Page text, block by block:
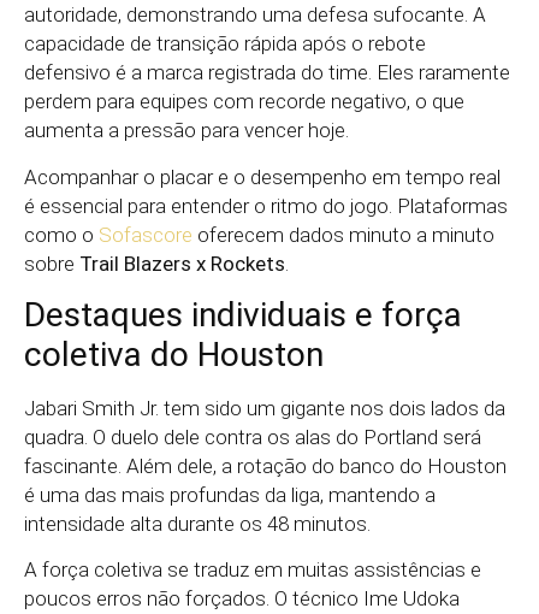
autoridade, demonstrando uma defesa sufocante. A
capacidade de transição rápida após o rebote
defensivo é a marca registrada do time. Eles raramente
perdem para equipes com recorde negativo, o que
aumenta a pressão para vencer hoje.
Acompanhar o placar e o desempenho em tempo real
é essencial para entender o ritmo do jogo. Plataformas
como o Sofascore oferecem dados minuto a minuto
sobre Trail Blazers x Rockets
Destaques individuais e força
coletiva do Houston
Jabari Smith Jr. tem sido um gigante nos dois lados da
quadra. O duelo dele contra os alas do Portland será
fascinante. Além dele, a rotação do banco do Houston
é uma das mais profundas da liga, mantendo a
intensidade alta durante os 48 minutos.
A força coletiva se traduz em muitas assistências e
poucos erros não forçados. O técnico Ime Udoka